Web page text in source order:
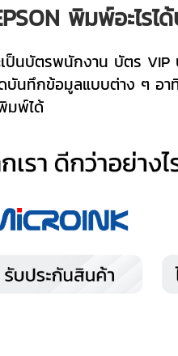
พิมพ์อะไรไ
ป็นบัตรพนักงาน บัตร
บันทึกข้อมูลแบบต่าง ๆ อ
มพ์ได้